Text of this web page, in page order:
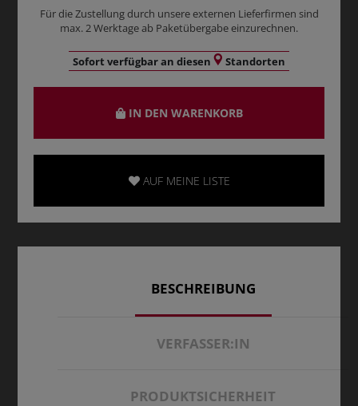
Für die Zustellung durch unsere externen Lieferfirmen sind
max. 2 Werktage ab Paketübergabe einzurechnen.
Sofort verfügbar an diesen Standorten
IN DEN WARENKORB
AUF MEINE LISTE
BESCHREIBUNG
VERFASSER:IN
PRODUKTSICHERHEIT